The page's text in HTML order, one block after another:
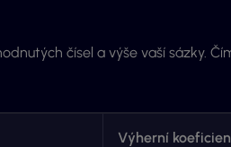
čísel a výše vaší sázky.
Výherní